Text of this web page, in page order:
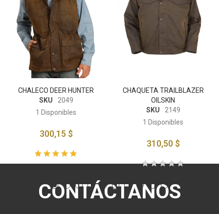
CHALECO DEER HUNTER
SKU
2049
1 Disponibles
300,15 $
CHAQUETA TRAILBLAZER
OILSKIN
SKU
2149
1 Disponibles
310,50 $
CONTÁCTANOS